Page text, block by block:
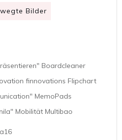
Bilder
Boardcleaner
finnovations Flipchart
MemoPads
Mobilität Multibao